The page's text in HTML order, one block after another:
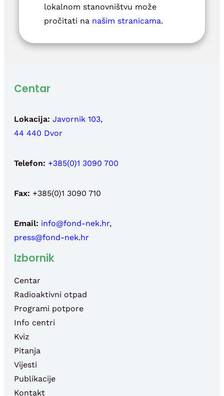
lokalnom stanovništvu može
pročitati na našim stranicama.
Centar
Lokacija: Javornik 103,
44 440 Dvor
Telefon: +385(0)1 3090 700
Fax: +385(0)1 3090 710
Email: info@fond-nek.hr,
press@fond-nek.hr
Izbornik
Centar
Radioaktivni otpad
Programi potpore
Info centri
Kviz
Pitanja
Vijesti
Publikacije
Kontakt